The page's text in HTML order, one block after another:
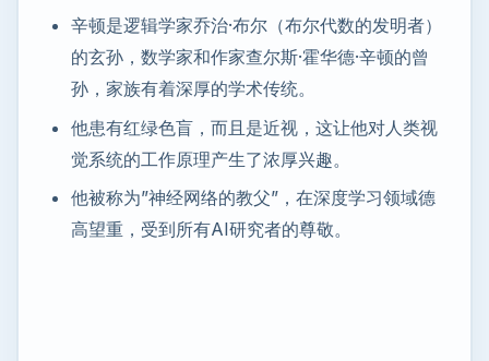
辛顿是逻辑学家乔治·布尔（布尔代数的发明者）
的玄孙，数学家和作家查尔斯·霍华德·辛顿的曾
孙，家族有着深厚的学术传统。
他患有红绿色盲，而且是近视，这让他对人类视
觉系统的工作原理产生了浓厚兴趣。
他被称为”神经网络的教父”，在深度学习领域德
高望重，受到所有AI研究者的尊敬。